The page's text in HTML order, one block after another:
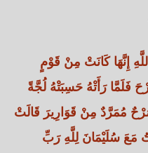
إِنَّهَا كَانَتْ مِنْ قَوْمٍ
فَلَمَّا رَأَتْهُ حَسِبَتْهُ لُجَّةً
مُمَرَّدٌ مِنْ قَوَارِيرَ قَالَتْ
سُلَيْمَانَ لِلَّهِ رَبِّ